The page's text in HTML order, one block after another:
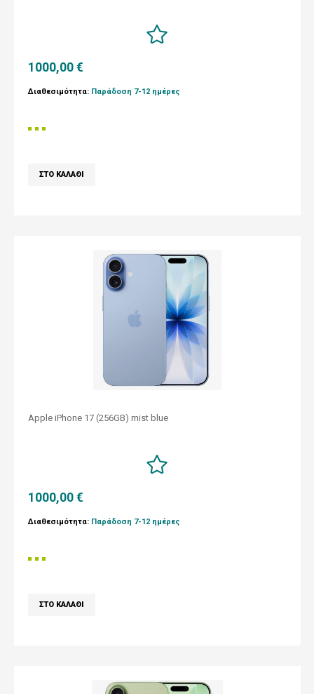
1000,00 €
Διαθεσιμότητα: Παράδοση 7-12 ημέρες
Apple iPhone 17 (256GB) mist blue
1000,00 €
Διαθεσιμότητα: Παράδοση 7-12 ημέρες